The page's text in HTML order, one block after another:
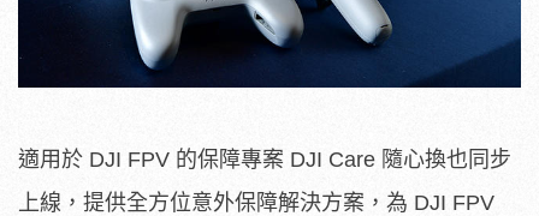
適用於 DJI FPV 的保障專案 DJI Care 隨心換也同步
上線，提供全方位意外保障解決方案，為 DJI FPV